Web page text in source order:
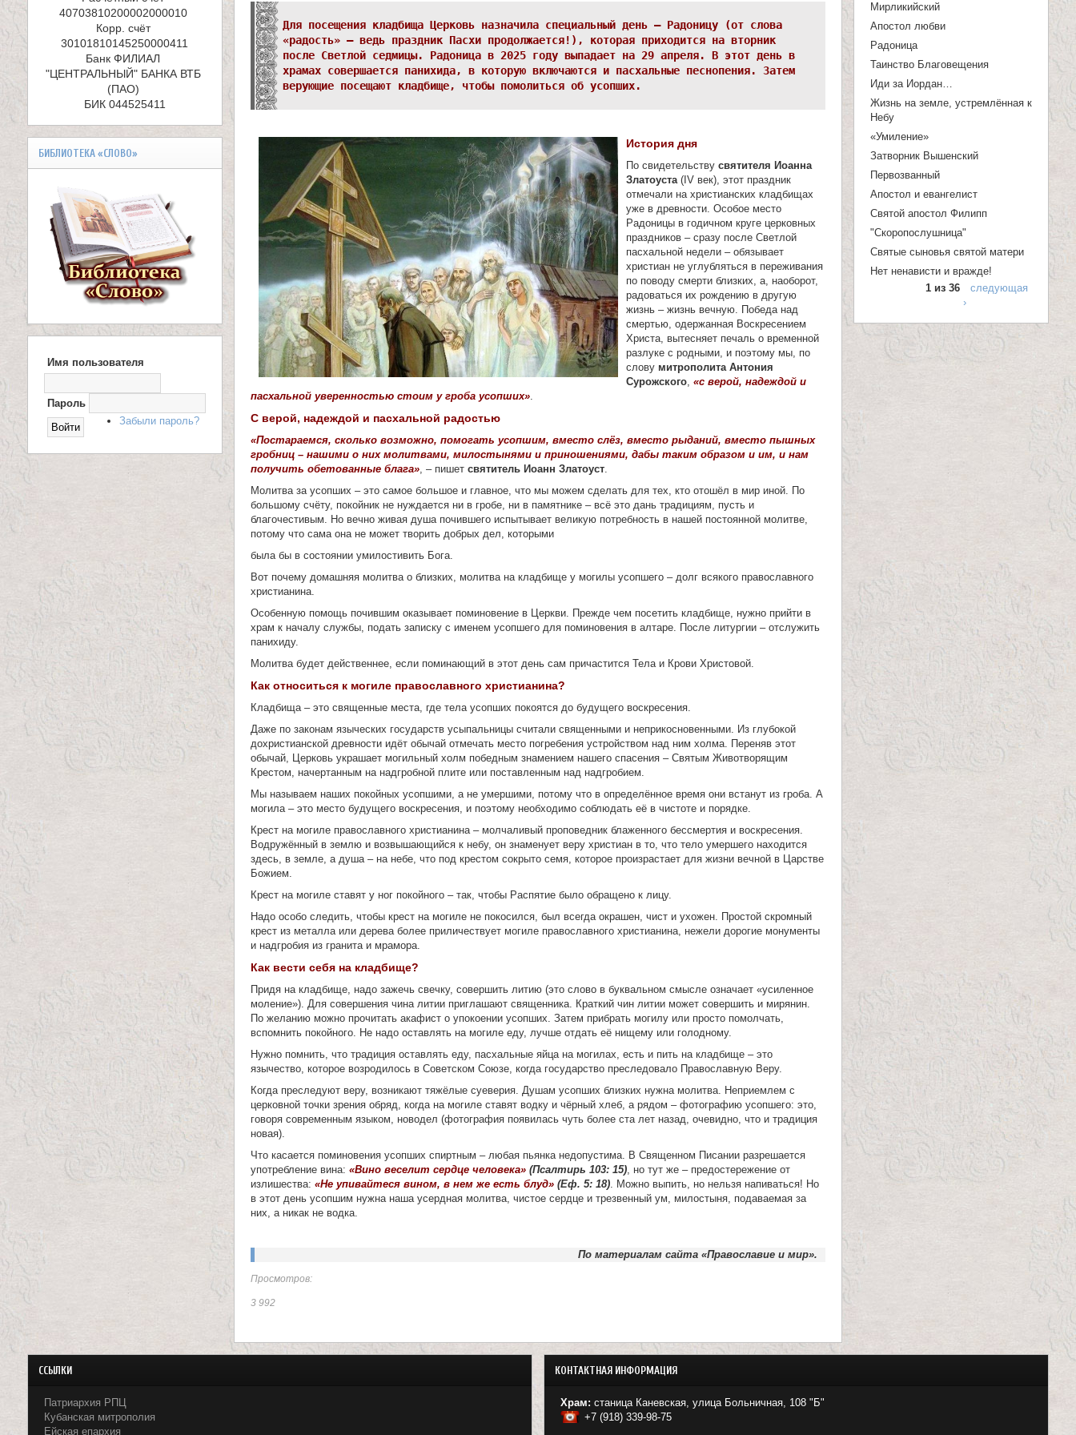
о
м
у
к
л
я
П
а
т
е
и
т
а
н
ц
а
н
с
Для посещения кладбища Церковь назначила специальный день – Радоницу (от слова
«радость» – ведь праздник Пасхи продолжается!), которая приходится на вторник
после Светлой седмицы. Радоница в 2025 году выпадает на 29 апреля. В этот день в
храмах совершается панихида, в которую включаются и пасхальные песнопения. Затем
верующие посещают кладбище, чтобы помолиться об усопших.
История дня
По свидетельству святителя Иоанна
Златоуста(IV век), этот праздник
отмечали на христианских кладбищах
уже в древности. Особое место
Радоницы в годичном круге церковных
праздников – сразу после Светлой
пасхальной недели – обязывает
христиан не углубляться в переживания
по поводу смерти близких, а, наоборот,
радоваться их рождению в другую
жизнь – жизнь вечную. Победа над
смертью, одержанная Воскресением
Христа, вытесняет печаль о временной
разлуке с родными, и поэтому мы, по
слову митрополита Антония
Сурожского, «с верой, надеждой и
пасхальной уверенностью стоим у гроба усопших».
С верой, надеждой и пасхальной радостью
«Постараемся, сколько возможно, помогать усопшим, вместо слёз, вместо рыданий, вместо пышных
гробниц – нашими о них молитвами, милостынями и приношениями, дабы таким образом и им, и нам
получить обетованные блага», – пишет святитель Иоанн Златоуст.
Молитва за усопших – это самое большое и главное, что мы можем сделать для тех, кто отошёл в мир иной. По
большому счёту, покойник не нуждается ни в гробе, ни в памятнике – всё это дань традициям, пусть и
благочестивым. Но вечно живая душа почившего испытывает великую потребность в нашей постоянной молитве,
потому что сама она не может творить добрых дел, которыми
была бы в состоянии умилостивить Бога.
Вот почему домашняя молитва о близких, молитва на кладбище у могилы усопшего – долг всякого православного
христианина.
Особенную помощь почившим оказывает поминовение в Церкви. Прежде чем посетить кладбище, нужно прийти в
храм к началу службы, подать записку с именем усопшего для поминовения в алтаре. После литургии – отслужить
панихиду.
Молитва будет действеннее, если поминающий в этот день сам причастится Тела и Крови Христовой.
Как относиться к могиле православного христианина?
Кладбища – это священные места, где тела усопших покоятся до будущего воскресения.
Даже по законам языческих государств усыпальницы считали священными и неприкосновенными. Из глубокой
дохристианской древности идёт обычай отмечать место погребения устройством над ним холма. Переняв этот
обычай, Церковь украшает могильный холм победным знамением нашего спасения – Святым Животворящим
Крестом, начертанным на надгробной плите или поставленным над надгробием.
Мы называем наших покойных усопшими, а не умершими, потому что в определённое время они встанут из гроба. А
могила – это место будущего воскресения, и поэтому необходимо соблюдать её в чистоте и порядке.
Крест на могиле православного христианина – молчаливый проповедник блаженного бессмертия и воскресения.
Водружённый в землю и возвышающийся к небу, он знаменует веру христиан в то, что тело умершего находится
здесь, в земле, а душа – на небе, что под крестом сокрыто семя, которое произрастает для жизни вечной в Царстве
Божием.
Крест на могиле ставят у ног покойного – так, чтобы Распятие было обращено к лицу.
Надо особо следить, чтобы крест на могиле не покосился, был всегда окрашен, чист и ухожен. Простой скромный
крест из металла или дерева более приличествует могиле православного христианина, нежели дорогие монументы
и надгробия из гранита и мрамора.
Как вести себя на кладбище?
Придя на кладбище, надо зажечь свечку, совершить литию (это слово в буквальном смысле означает «усиленное
моление»). Для совершения чина литии приглашают священника. Краткий чин литии может совершить и мирянин.
По желанию можно прочитать акафист о упокоении усопших. Затем прибрать могилу или просто помолчать,
вспомнить покойного. Не надо оставлять на могиле еду, лучше отдать её нищему или голодному.
Нужно помнить, что традиция оставлять еду, пасхальные яйца на могилах, есть и пить на кладбище – это
язычество, которое возродилось в Советском Союзе, когда государство преследовало Православную Веру.
Когда преследуют веру, возникают тяжёлые суеверия. Душам усопших близких нужна молитва. Неприемлем с
церковной точки зрения обряд, когда на могиле ставят водку и чёрный хлеб, а рядом – фотографию усопшего: это,
говоря современным языком, новодел (фотография появилась чуть более ста лет назад, очевидно, что и традиция
новая).
Что касается поминовения усопших спиртным – любая пьянка недопустима. В Священном Писании разрешается
употребление вина: «Вино веселит сердце человека» (Псалтирь 103: 15), но тут же – предостережение от
излишества: «Не упивайтеся вином, в нем же есть блуд» (Еф. 5: 18). Можно выпить, но нельзя напиваться! Но
в этот день усопшим нужна наша усердная молитва, чистое сердце и трезвенный ум, милостыня, подаваемая за
них, а никак не водка.
По материалам сайта «Православие и мир».
Просмотров:
3 992
40703810200002000010
Корр. счёт
Банк ФИЛИАЛ
"ЦЕНТРАЛЬНЫЙ" БАНКА ВТБ
(ПАО)
БИК 044525411
БИБЛИОТЕКА «СЛОВО»
О
Имя пользователя
Пароль
Забыли пароль?
п
о
и
с
к
а
Мирликийский
Апостол любви
Радоница
Таинство Благовещения
Иди за Иордан…
Жизнь на земле, устремлённая к
Небу
«Умиление»
Затворник Вышенский
Первозванный
Апостол и евангелист
Святой апостол Филипп
"Скоропослушница"
Святые сыновья святой матери
Нет ненависти и вражде!
1 из 36
следующая
›
ССЫЛКИ
Патриархия РПЦ
Кубанская митрополия
Ейская епархия
КОНТАКТНАЯ ИНФОРМАЦИЯ
Храм: станица Каневская, улица Больничная, 108 "Б"
+7 (918) 339-98-75